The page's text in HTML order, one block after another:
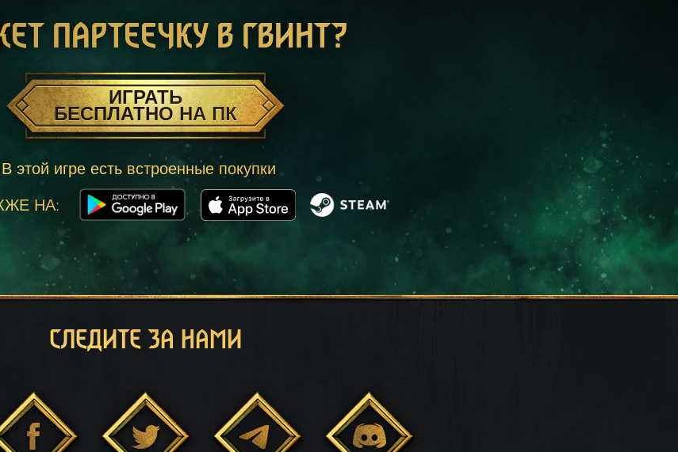
ПАРТЕЕЧКУ В ГВИНТ?
ИГРАТЬ
БЕСПЛАТНО НА ПК
В этой игре есть встроенные покупки
НА:
СЛЕДИТЕ ЗА НАМИ